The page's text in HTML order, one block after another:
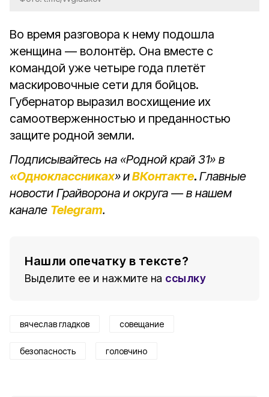
Во время разговора к нему подошла
женщина — волонтёр. Она вместе с
командой уже четыре года плетёт
маскировочные сети для бойцов.
Губернатор выразил восхищение их
самоотверженностью и преданностью
защите родной земли.
Подписывайтесь на «Родной край 31» в
«Одноклассниках»иВКонтакте. Главные
новости Грайворона и округа — в нашем
канале Telegram.
Нашли опечатку в тексте?
Выделите ее и нажмите на ссылку
вячеслав гладков совещание
безопасность головчино